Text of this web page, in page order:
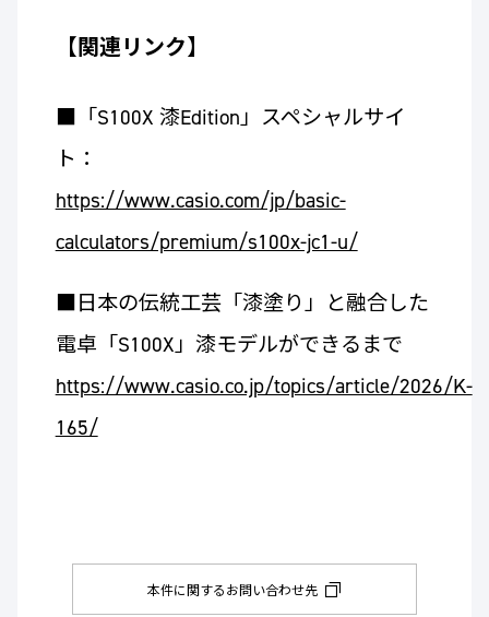
【関連リンク】
■「S100X 漆Edition」スペシャルサイ
ト：
https://www.casio.com/jp/basic-
calculators/premium/s100x-jc1-u/
■日本の伝統工芸「漆塗り」と融合した
電卓「S100X」漆モデルができるまで
https://www.casio.co.jp/topics/article/2026/K-
165/
本件に関するお問い合わせ先